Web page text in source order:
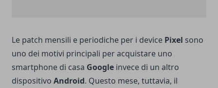
Le patch mensili e periodiche per i device Pixel sono
uno dei motivi principali per acquistare uno
smartphone di casa Google invece di un altro
dispositivo Android. Questo mese, tuttavia, il